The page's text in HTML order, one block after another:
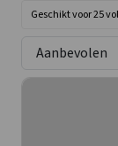
Geschikt voor25